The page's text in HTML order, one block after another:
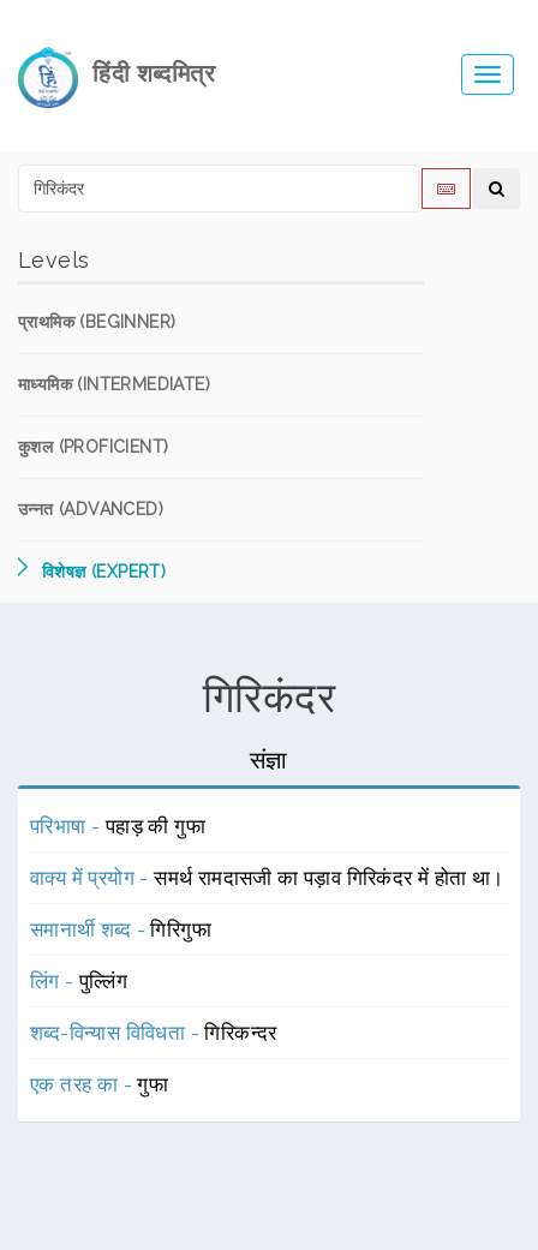
हिंदी शब्दमित्र
Levels
प्राथमिक (BEGINNER)
माध्यमिक (INTERMEDIATE)
कुशल (PROFICIENT)
उन्नत (ADVANCED)
विशेषज्ञ (EXPERT)
गिरिकंदर
संज्ञा
परिभाषा -पहाड़ की गुफा
वाक्य में प्रयोग -समर्थ रामदासजी का पड़ाव गिरिकंदर में होता था।
समानार्थी शब्द -गिरिगुफा
लिंग -पुल्लिंग
शब्द-विन्यास विविधता -गिरिकन्दर
एक तरह का -गुफा